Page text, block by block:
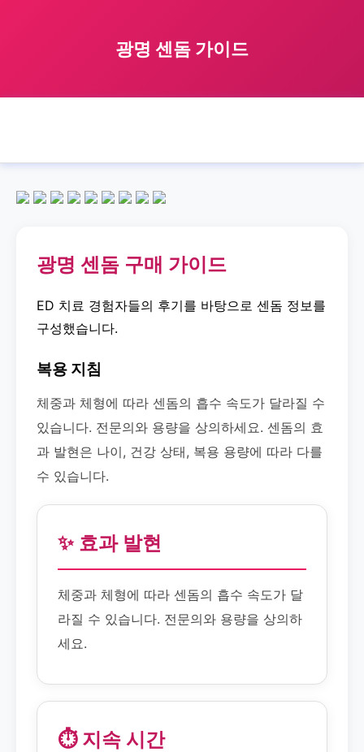
광명 센돔 가이드
광명 센돔 구매 가이드
ED 치료 경험자들의 후기를 바탕으로 센돔 정보를
구성했습니다.
복용 지침
체중과 체형에 따라 센돔의 흡수 속도가 달라질 수
있습니다. 전문의와 용량을 상의하세요. 센돔의 효
과 발현은 나이, 건강 상태, 복용 용량에 따라 다를
수 있습니다.
✨ 효과 발현
체중과 체형에 따라 센돔의 흡수 속도가 달
라질 수 있습니다. 전문의와 용량을 상의하
세요.
⏱️ 지속 시간